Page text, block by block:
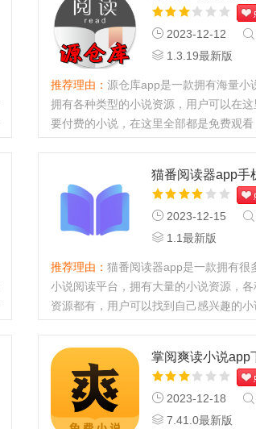
2023-12-12
1.3.19最新版
推荐理由： 源仓库app是一款拥有海量小
拥有各种类型的小说资源，用户可以在
要付费的小说，在这里全部都是免费观看
猫番阅读器app手
2023-12-15
1.1最新版
推荐理由： 猫番阅读器app是一款拥有很
小说阅读平台，拥有大量的小说资源，
资源都有，用户可以找到自己感兴趣的小
掌阅爽读小说app
2023-12-18
7.41.0最新版